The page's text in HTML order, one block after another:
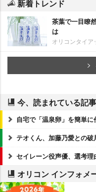
新着トレンド
茶葉で一目瞭
は
オリコンタイア
今、読まれている記事
自宅で「温泉卵」を簡単に
テオくん、加藤乃愛との破
セイレーン役声優、選考理
オリコン インフォメ